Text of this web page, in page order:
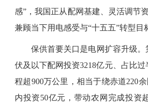
感”，我国正从配网基建、灵活调节
兼顾当下用电感受与“十五五”转型目
保供首要关口是电网扩容升级。
伏及以下配网投资3218亿元、占比
程超900万公里，相当于绕赤道220
内投资50亿元，带动农网完成投资